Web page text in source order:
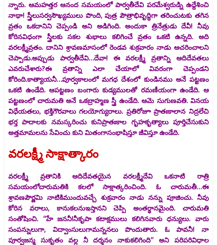
న్నారు. ఆమహత్తర ఆనంద సమయంలో పార్వతీదేవి పరమేశ్వరుడ్ని ఉద్దేశించి
నాథా! స్త్రీలుసర్వసౌఖ్యములు పొంది, పుత్ర పౌత్రాభివృద్ధిగా తరించుటకు తగిన
వ్రతం ఒకదానిని చెప్పండి అని అడిగింది. అందుకా త్రినేత్రుడు దేవీ! నీవు
కోరినవిధంగా స్త్రీలకు సకల శుభాలు కలిగించే వ్రతం ఒకటి ఉన్నది. అది
వరలక్ష్మీవ్రతం. దానిని శ్రావణమాసంలో రెండవ శుక్రవారం నాడు ఆచరించాలని
చెప్పాడు.అప్పుడు పార్వతీదేవి…దేవా! ఈ వరలక్ష్మీ వ్రతాన్ని ఆదిదేవతలు
ఎవరుచేశారు?ఈ వ్రతాన్ని ఎలా చేయాలో వివరంగా చెప్పండని
కోరింది.కాత్యాయనీ…పూర్వకాలంలో మగధ దేశంలో కుండినము అనే పట్టణం
ఒకటి ఉండేది. ఆపట్టణం బంగారు కుడ్యములతో రమణీయంగా ఉండేది. ఆ
పట్టణంలో చారుమతి అనే ఒకబ్రాహ్మణ స్త్రీ ఉండేది. ఆమె సుగుణవతి. వినయ
విధేయతలు, భక్తిగౌరవాలు గలయోగ్యురాలు. ప్రతిరోజూ ప్రాతఃకాలాన నిద్రలేచి
భర్త పాదాలకు నమస్కరించు కునిప్రాతఃకాల గృహకృత్యాలు పూర్తిచేసుకుని
అత్తమామలను సేవించు కుని మితంగాసంభాషిస్తూ జీవిస్తూ ఉండేది.
వరలక్ష్మీ సాక్షాత్కారం
వరలక్ష్మీ వ్రతానికి ఆదిదేవతయైన వరలక్ష్మీదేవి ఒకనాటి రాత్రి
సమయంలోచారుమతికి కలలో సాక్షాత్కరించింది. ఓ చారుమతీ…ఈ
శ్రావణపౌర్ణమి నాటికిముందువచ్చే శుక్రవారం నాడు నన్ను పూజించు. నీవు
కోరిన వరాలు, కానుకలనుఇస్తానని చెప్పి అంతర్థానమైంది. చారుమతి
సంతోషించి. “హే జననీ!నీకృపా కటాక్షములు కలిగినవారు ధన్యులు. వారు
సంపన్నులుగా, విద్వాంసులుగామన్ననలు పొందుతారు. ఓ పావనీ! నా
పూర్వజన్మ సుకృతం వల్ల నీ దర్శనం నాకుకలిగింది’’ అని పరిపరివిధాల